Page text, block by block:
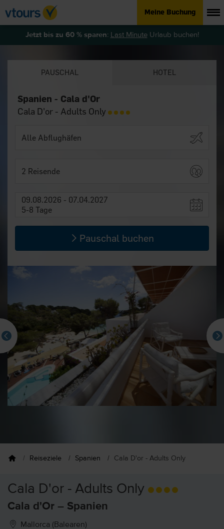
Meine Buchung
Jetzt bis zu 60 % sparen: Last MinuteUrlaub buchen!
PAUSCHAL HOTEL
Spanien - Cala d'Or
Cala D'or - Adults Only
2 Reisende
09.08.2026 - 07.04.2027
5-8 Tage
Pauschal buchen
Reiseziele Spanien Cala D'or - Adults Only
Cala D'or - Adults Only
Cala d'Or – Spanien
Mallorca (Balearen)